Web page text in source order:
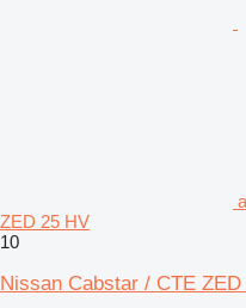
ZED 25 HV
10
Nissan Cabstar / CTE ZED